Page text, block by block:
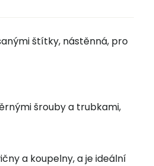
štítky, nástěnná, pro
šrouby a trubkami,
a koupelny, a je ideální